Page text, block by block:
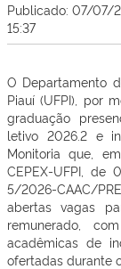
Publicado: 07/07/
15:37
O Departamento
Piauí (UFPI), por
graduação
letivo 2026.2 e
Monitoria que,
CEPEX-UFPI,
5/2026-CAAC/
abertas vagas
remunerado,
acadêmicas de
ofertadas durante